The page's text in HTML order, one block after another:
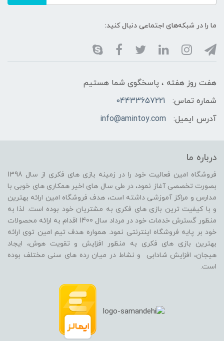
ما را در شبکه‌های اجتماعی دنبال کنید:
هفت روز هفته ، پاسخگوی شما هستیم
شماره تماس:
04433657221
آدرس ایمیل:
info@amintoy.com
درباره ما
فروشگاه امین فعالیت خود را در زمینه بازی های فکری از سال 1398
بصورت تخصصی آغاز نمود، در طی سال های اخیر همکاری های خوبی با
مدارس و مراکز آموزشی داشته است، هدف فروشگاه امین ارائه بهترین
و با کیفیت ترین بازی های فکری به مشتریان خود بوده است. لذا به
منظور گسترش خدمات خود در مرداد سال 1400 اقدام به ارائه محصولات
خود بر پایه فروشگاه اینترنتی نمود. همواره هدف تیم امین توی ارائه
بهترین بازی های فکری به منظور افزایش و تقویت هوش، ایجاد
هیجان، افزایش شادابی و نشاط در میان رده های سنی مختلف بوده
است.